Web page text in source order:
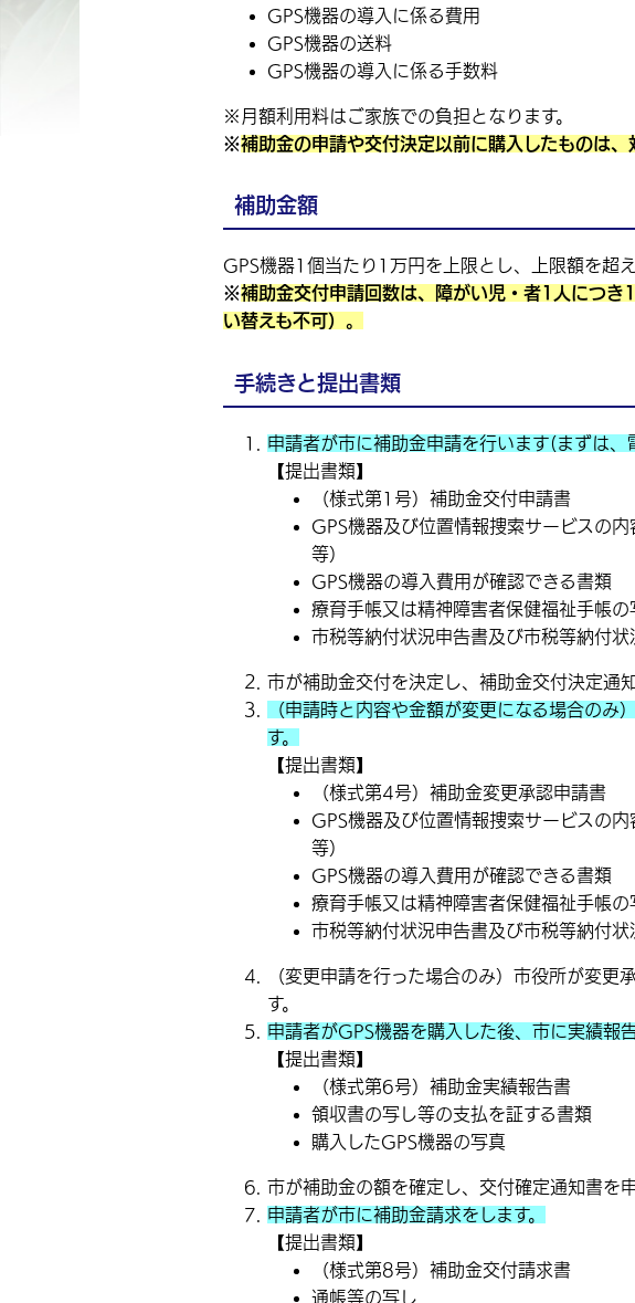
GPS機器の導入に係る費用
GPS機器の送料
GPS機器の導入に係る手数料
※月額利用料はご家族での負担となります。
※補助金の申請や交付決定以前に購入したものは、
補助金額
GPS機器1個当たり1万円を上限とし、上限額を超
※補助金交付申請回数は、障がい児・者1人につき
い替えも不可）。
手続きと提出書類
申請者が市に補助金申請を行います(まずは、
【提出書類】
（様式第1号）補助金交付申請書
GPS機器及び位置情報捜索サービスの
等）
GPS機器の導入費用が確認できる書類
療育手帳又は精神障害者保健福祉手帳の
市税等納付状況申告書及び市税等納付状
市が補助金交付を決定し、補助金交付決定通
（申請時と内容や金額が変更になる場合のみ
す。
【提出書類】
（様式第4号）補助金変更承認申請書
GPS機器及び位置情報捜索サービスの
等）
GPS機器の導入費用が確認できる書類
療育手帳又は精神障害者保健福祉手帳の
市税等納付状況申告書及び市税等納付状
（変更申請を行った場合のみ）市役所が変更
す。
申請者がGPS機器を購入した後、市に実績報告
【提出書類】
（様式第6号）補助金実績報告書
領収書の写し等の支払を証する書類
購入したGPS機器の写真
市が補助金の額を確定し、交付確定通知書を
申請者が市に補助金請求をします。
【提出書類】
（様式第8号）補助金交付請求書
通帳等の写し